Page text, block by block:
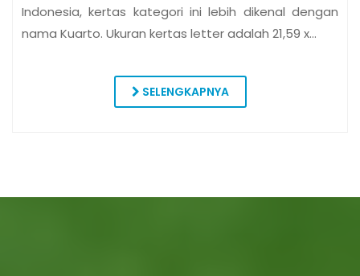
Indonesia, kertas kategori ini lebih dikenal dengan
nama Kuarto. Ukuran kertas letter adalah 21,59 x…
SELENGKAPNYA